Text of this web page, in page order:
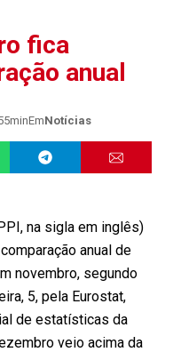
fica
anual
EmNotícias
na sigla em inglês)
anual de
novembro, segundo
5, pela Eurostat,
de estatísticas da
veio acima da